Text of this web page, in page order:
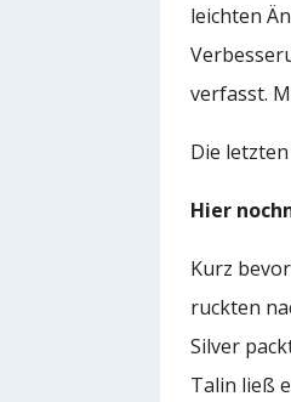
leichten
verfasst.
Die
Hier
Kurz
ruckten
Silver
Talin ließ